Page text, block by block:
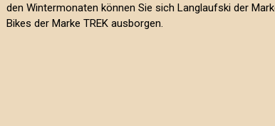
den Wintermonaten können Sie sich Langlaufski der
Bikes der Marke TREK ausborgen.